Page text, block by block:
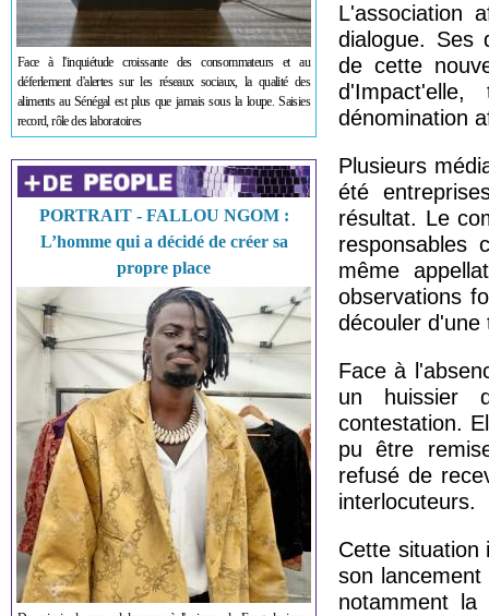
Face à l'inquiétude croissante des consommateurs et au
déferlement d'alertes sur les réseaux sociaux, la qualité des
aliments au Sénégal est plus que jamais sous la loupe. Saisies
record, rôle des laboratoires
PORTRAIT - FALLOU NGOM :
L’homme qui a décidé de créer sa
propre place
L'association
dialogue. Ses
de cette
dénomination
Plusieurs
été
résultat. Le
responsables
même
observations
découler d'une
Face à
un huissier
contestation.
pu être
refusé de
interlocuteurs.
Cette situation
son
notamment